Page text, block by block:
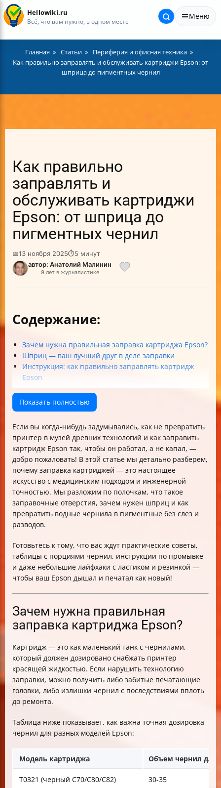
Hellowiki.ru
Всё, что вам нужно, в одном месте
Меню
Главная Статьи
Периферия и офисная техника
Как правильно заправлять и обслуживать картриджи Epson: от
шприца до пигментных чернил
Как правильно
заправлять и
обслуживать картриджи
Epson: от шприца до
пигментных чернил
📅13 ноября 2025⏱5 минут
автор: Анатолий Малинин
9 лет в журналистике
Содержание:
Зачем нужна правильная заправка картриджа Epson?
Шприц — ваш лучший друг в деле заправки
Инструкция: как правильно заправлять картридж
Epson
Водные vs. пигментные чернила: в чем разница?
Как перевести Epson на пигментные чернила:
пошаговая инструкция
Лайфхаки и полезные советы
Краткий FAQ по заправке картриджей Epson
Заключение
Показать полностью
Если вы когда-нибудь задумывались, как не превратить
принтер в музей древних технологий и как заправить
картридж Epson так, чтобы он работал, а не капал, —
добро пожаловать! В этой статье мы детально разберем,
почему заправка картриджей — это настоящее
искусство с медицинским подходом и инженерной
точностью. Мы разложим по полочкам, что такое
заправочные отверстия, зачем нужен шприц и как
превратить водные чернила в пигментные без слез и
разводов.
Готовьтесь к тому, что вас ждут практические советы,
таблицы с порциями чернил, инструкции по промывке
и даже небольшие лайфхаки с ластиком и резинкой —
чтобы ваш Epson дышал и печатал как новый!
Зачем нужна правильная
заправка картриджа Epson?
Картридж — это как маленький танк с чернилами,
который должен дозировано снабжать принтер
красящей жидкостью. Если нарушить технологию
заправки, можно получить либо забитые печатающие
головки, либо излишки чернил с последствиями вплоть
до ремонта.
Таблица ниже показывает, как важна точная дозировка
чернил для разных моделей Epson:
Модель картриджа Объем чернил для
T0321 (черный C70/C80/C82) 30-35